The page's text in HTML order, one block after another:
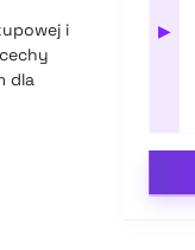
i
dla
▶